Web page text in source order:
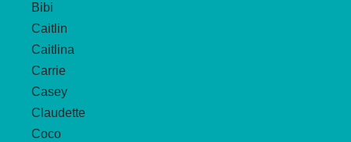
Bibi
Caitlin
Caitlina
Carrie
Casey
Claudette
Coco